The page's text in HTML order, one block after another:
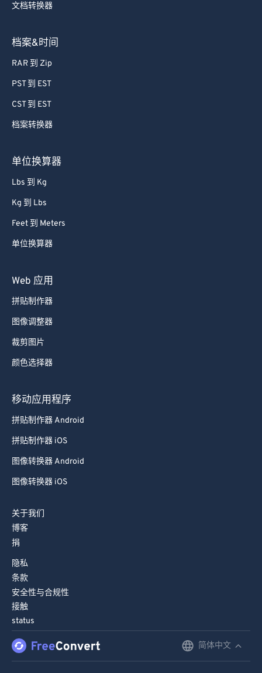
文档转换器
档案&时间
RAR 到 Zip
PST 到 EST
CST 到 EST
档案转换器
单位换算器
Lbs 到 Kg
Kg 到 Lbs
Feet 到 Meters
单位换算器
Web 应用
拼贴制作器
图像调整器
裁剪图片
颜色选择器
移动应用程序
拼贴制作器 Android
拼贴制作器 iOS
图像转换器 Android
图像转换器 iOS
关于我们
博客
捐
隐私
条款
安全性与合规性
接触
status
简体中文